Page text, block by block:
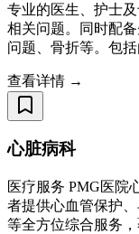
专业的医生、护士
相关问题。同时配
问题、骨折等。包
查看详情 →
心脏病科
医疗服务 PMG医院
者提供心血管保护
等全方位综合服务